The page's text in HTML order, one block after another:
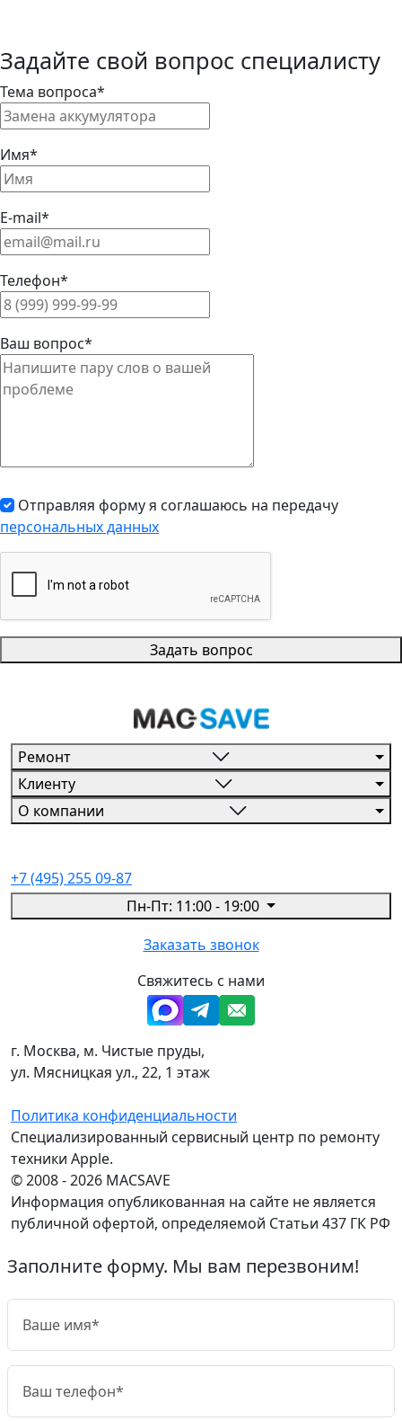
Задайте свой вопрос специалисту
Тема вопроса*
Имя*
E-mail*
Телефон*
Ваш вопрос*
Отправляя форму я соглашаюсь на передачу
персональных данных
Задать вопрос
Ремонт
Клиенту
О компании
+7 (495) 255 09-87
Пн-Пт: 11:00 - 19:00
Заказать звонок
Свяжитесь с нами
г. Москва, м. Чистые пруды,
ул. Мясницкая ул., 22, 1 этаж
Политика конфиденциальности
Специализированный сервисный центр по ремонту
техники Apple.
© 2008 - 2026 MACSAVE
Информация опубликованная на сайте не является
публичной офертой, определяемой Статьи 437 ГК РФ
Заполните форму. Мы вам перезвоним!